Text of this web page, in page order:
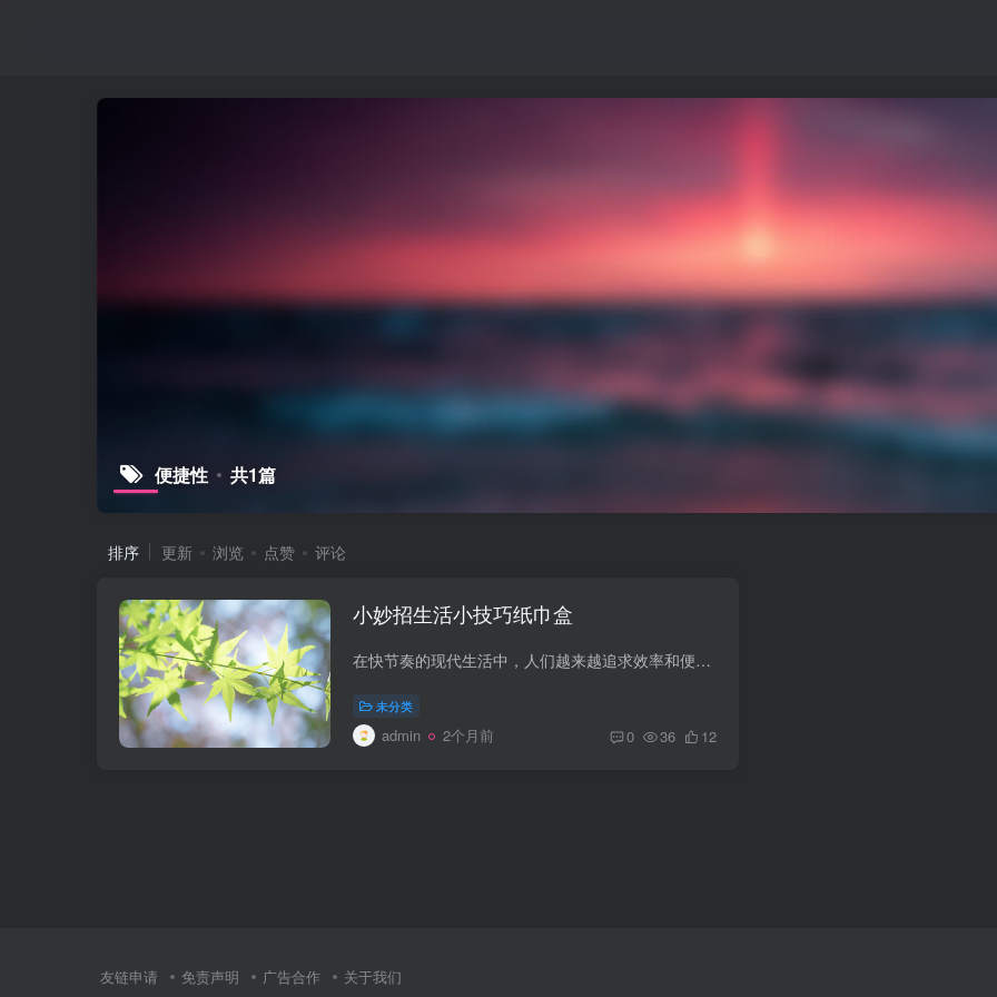
便捷性 共1篇
排序 更新 浏览 点赞 评论
小妙招生活小技巧纸巾盒
在快节奏的现代生活中，人们越来越追求效率和便利。纸巾盒作为家居环境中常见的物品，其设计和使用方式也悄然发生着变化。近日，一种“小妙招生活小技巧纸巾盒”的设计理念受到了广泛关注，它不...
未分类
admin 2个月前 0 36 12
友链申请 免责声明 广告合作 关于我们